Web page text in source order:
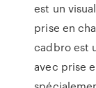
est un
prise en
cadbro est
avec prise